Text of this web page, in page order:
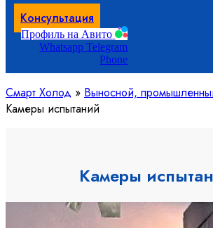
Консультация
Профиль на Авито
Whatsapp Telegram
Phone
Смарт Холод » Выносной,
Камеры испытаний
Камеры